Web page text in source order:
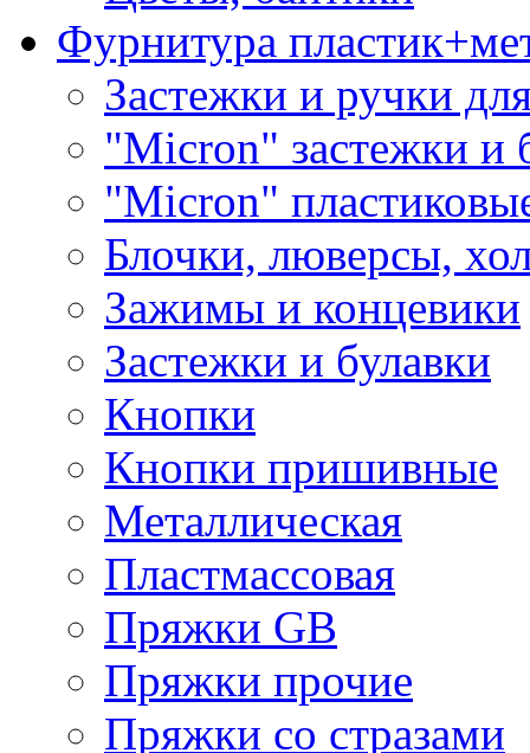
Фурнитура
Застежки и ручки
"Micron" застежки и
"Micron"
Блочки, люверсы,
Зажимы и концевики
Застежки и булавки
Кнопки
Кнопки пришивные
Металлическая
Пластмассовая
Пряжки GB
Пряжки прочие
Пряжки со стразами